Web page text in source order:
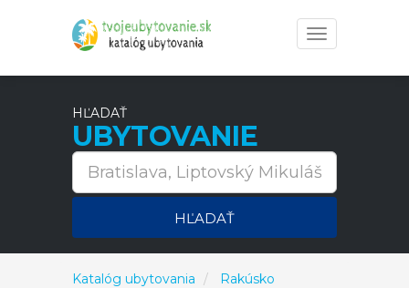
Toggle
navigation
HĽADAŤ
UBYTOVANIE
HĽADAŤ
Katalóg ubytovania
Rakúsko